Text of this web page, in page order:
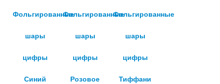
Фольгированные
шары
цифры
Синий
Фольгированные
шары
цифры
Розовое
Фольгированные
шары
цифры
Тиффани